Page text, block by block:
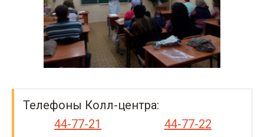
Телефоны Колл-центра:
44-77-21
44-77-22